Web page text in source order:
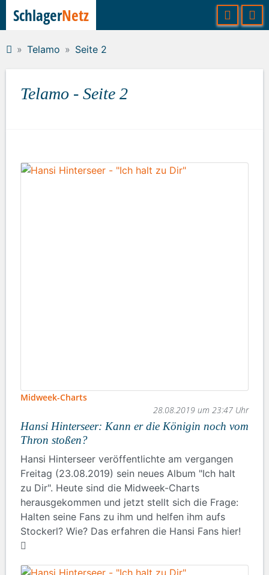
Telamo Seite 2
Telamo - Seite 2
Midweek-Charts
28.08.2019 um 23:47 Uhr
Hansi Hinterseer: Kann er die Königin noch vom
Thron stoßen?
Hansi Hinterseer veröffentlichte am vergangen
Freitag (23.08.2019) sein neues Album "Ich halt
zu Dir". Heute sind die Midweek-Charts
herausgekommen und jetzt stellt sich die Frage:
Halten seine Fans zu ihm und helfen ihm aufs
Stockerl? Wie? Das erfahren die Hansi Fans hier!
SchlagerNetz